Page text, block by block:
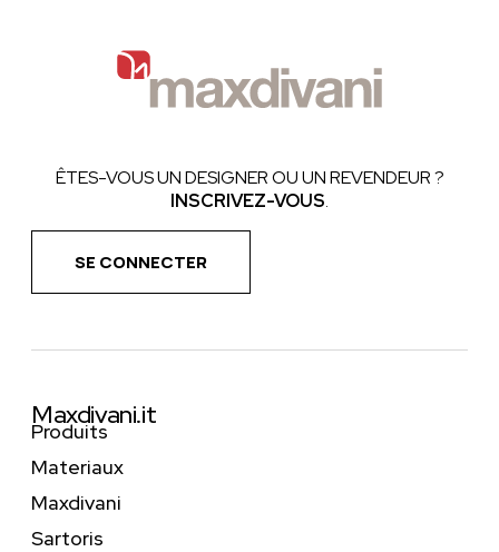
ÊTES-VOUS UN DESIGNER OU UN REVENDEUR ?
INSCRIVEZ-VOUS.
SE CONNECTER
Maxdivani.it
Produits
Materiaux
Maxdivani
Sartoris